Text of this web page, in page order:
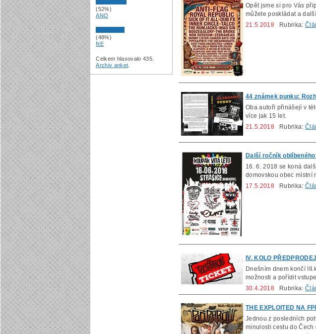
Opět jsme si pro Vás
můžete poskládat a
21.5.2018 Rubrika:
44 známek punku:
Oba autoři přinášejí v
více jak 15 let.
21.5.2018 Rubrika:
Další ročník
16. 6. 2018 se koná
domovskou obec místní
17.5.2018 Rubrika:
IV. KOLO
Dnešním dnem končí
možnosti a pořídit
30.4.2018 Rubrika:
THE EXPLOITED NA
Jednou z posledních
minulosti cestu do Čech
(52%)
ANO
(48%)
NE
Celkem hlasovalo 435.
Archiv anket